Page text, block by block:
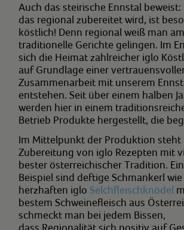
Auch das steirische Ennstal beweist:
das regional zubereitet wird, ist
köstlich! Denn regional weiß man
traditionelle Gerichte gelingen. Im
sich die Heimat zahlreicher iglo
auf Grundlage einer
Zusammenarbeit mit unserem
entstehen. Seit über einem halben
werden hier in einem
Betrieb Produkte hergestellt, die
Im Mittelpunkt der Produktion steht
Zubereitung von iglo Rezepten mit
bester österreichischer Tradition.
Beispiel sind deftige Schmankerl
herzhaften iglo Selchfleischknödel
bestem Schweinefleisch aus
schmeckt man bei jedem Bissen,
dass Regionalität sich positiv auf